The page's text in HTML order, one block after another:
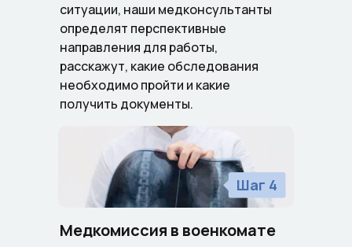
ситуации, наши медконсультанты
определят перспективные
направления для работы,
расскажут, какие обследования
необходимо пройти и какие
получить документы.
Медкомиссия в военкомате
Шаг 4